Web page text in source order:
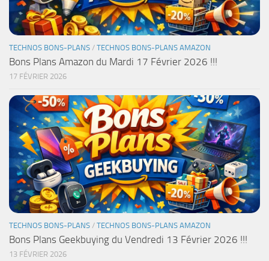
TECHNOS BONS-PLANS / TECHNOS BONS-PLANS AMAZON
Bons Plans Amazon du Mardi 17 Février 2026 !!!
17 FÉVRIER 2026
TECHNOS BONS-PLANS / TECHNOS BONS-PLANS AMAZON
Bons Plans Geekbuying du Vendredi 13 Février 2026 !!!
13 FÉVRIER 2026